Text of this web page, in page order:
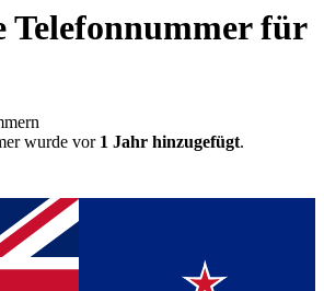
Telefonnummer für
wurde vor 1 Jahr hinzugefügt.